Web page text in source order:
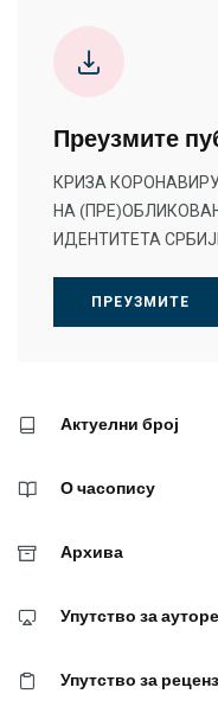
Преузмите
КРИЗА
НА
ИДЕНТИТЕТА
ПРЕУЗМИТЕ
Актуелни број
О часопису
Архива
Упутство за ауторе
Упутство за